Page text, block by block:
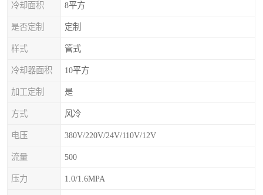
冷却面积 8平方
是否定制 定制
样式 管式
冷却器面积 10平方
加工定制 是
方式 风冷
电压 380V/220V/24V/110V/12V
流量 500
压力 1.0/1.6MPA